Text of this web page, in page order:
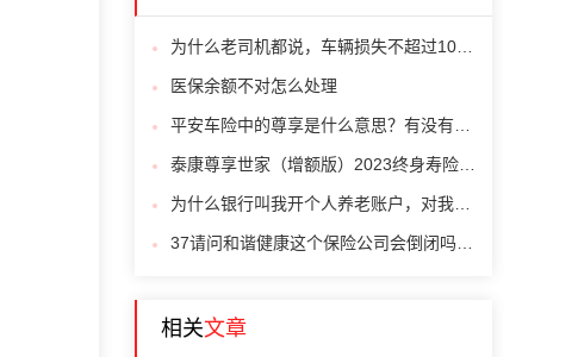
医保余额不对怎么处理
相关文章